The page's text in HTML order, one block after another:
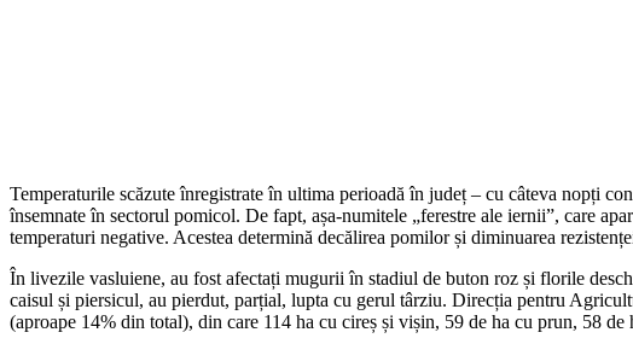
Temperaturile scăzute înregistrate în ultima perioadă în județ – cu câteva nopți
însemnate în sectorul pomicol. De fapt, așa-numitele „ferestre ale iernii”, care
temperaturi negative. Acestea determină decălirea pomilor și diminuarea
În livezile vasluiene, au fost afectați mugurii în stadiul de buton roz și florile
caisul și piersicul, au pierdut, parțial, lupta cu gerul târziu. Direcția pentru
(aproape 14% din total), din care 114 ha cu cireș și vișin, 59 de ha cu prun, 58